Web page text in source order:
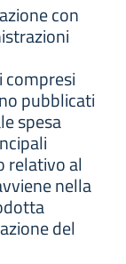
con
compresi
pubblicati
spesa
relativo al
nella
del